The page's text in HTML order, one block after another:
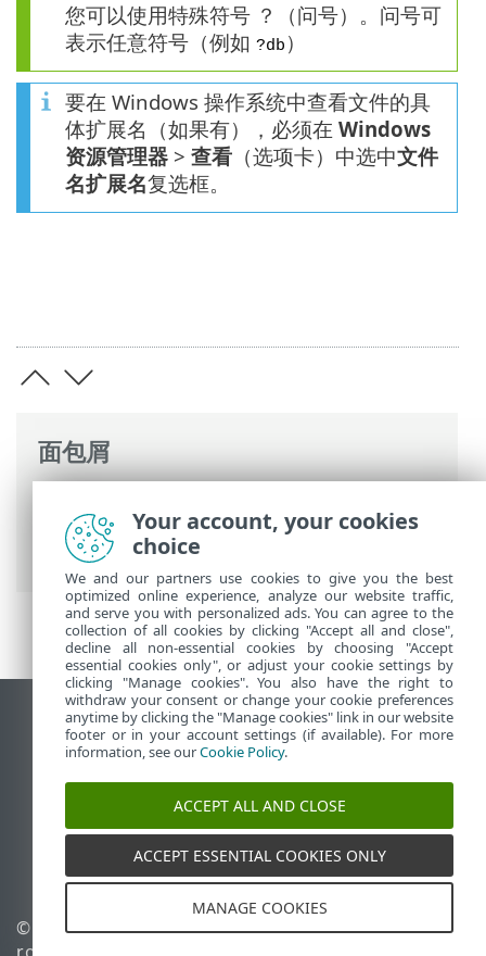
面包屑
高级设置
>保护 >ThreatSense> 不扫描的
文件扩展名
您可以使用特殊符号 ？（问号）。问号可
表示任意符号（例如 ?db ）
要在 Windows 操作系统中查看文件的具
体扩展名（如果有），必须在 Windows
资源管理器 > 查看 （选项卡）中选中文件
名扩展名复选框。
查看桌面站点
End of Life
ESET 知识库
ESET Status Portal
区域支持
© 1992 - 2026 ESET, spol. s
管理 Cookie
Your account, your cookies
choice
We and our partners use cookies to give you the best
optimized online experience, analyze our website traffic,
and serve you with personalized ads. You can agree to the
collection of all cookies by clicking "Accept all and close",
decline all non-essential cookies by choosing "Accept
essential cookies only", or adjust your cookie settings by
clicking "Manage cookies". You also have the right to
withdraw your consent or change your cookie preferences
anytime by clicking the "Manage cookies" link in our website
footer or in your account settings (if available). For more
information, see ourCookie Policy.
ACCEPT ALL AND CLOSE
ACCEPT ESSENTIAL COOKIES ONLY
MANAGE COOKIES